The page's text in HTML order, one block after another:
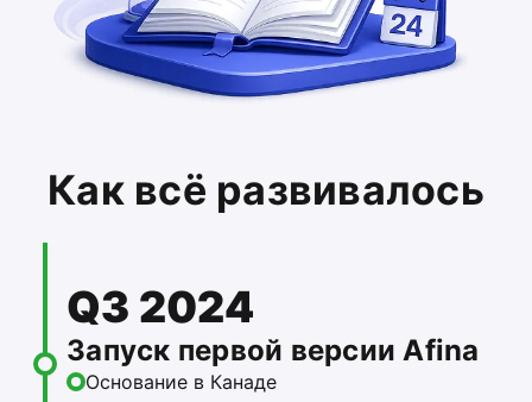
Как всё развивалось
Q3 2024
Запуск первой версии Afina
Основание в Канаде